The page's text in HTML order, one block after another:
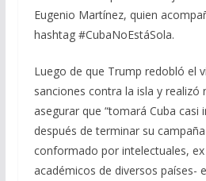
Eugenio Martínez, quien
hashtag #CubaNoEstáSola.
Luego de que Trump redobló el
sanciones contra la isla y realizó
asegurar que “tomará Cuba casi
después de terminar su
conformado por intelectuales,
académicos de diversos países-